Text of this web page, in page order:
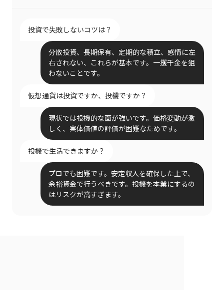
投資で失敗しないコツは？
分散投資、長期保有、定期的な積立、感情に左
右されない、これらが基本です。一攫千金を狙
わないことです。
仮想通貨は投資ですか、投機ですか？
現状では投機的な面が強いです。価格変動が激
しく、実体価値の評価が困難なためです。
投機で生活できますか？
プロでも困難です。安定収入を確保した上で、
余裕資金で行うべきです。投機を本業にするの
はリスクが高すぎます。